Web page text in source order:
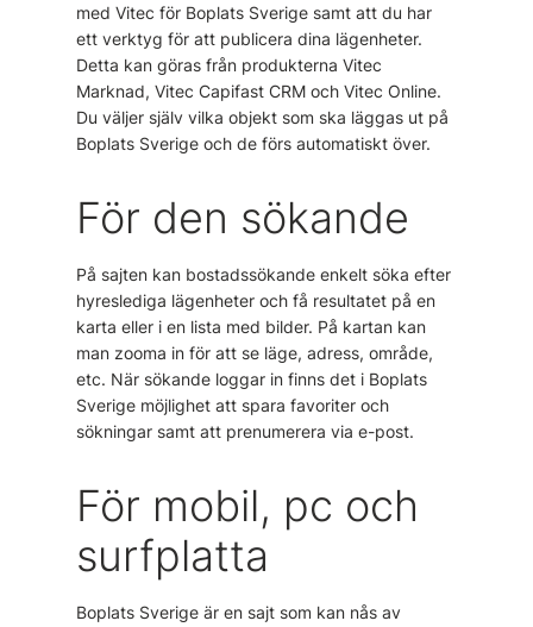
med Vitec för Boplats Sverige samt att du har
ett verktyg för att publicera dina lägenheter.
Detta kan göras från produkterna Vitec
Marknad, Vitec Capifast CRM och Vitec Online.
Du väljer själv vilka objekt som ska läggas ut på
Boplats Sverige och de förs automatiskt över.
För den sökande
På sajten kan bostadssökande enkelt söka efter
hyreslediga lägenheter och få resultatet på en
karta eller i en lista med bilder. På kartan kan
man zooma in för att se läge, adress, område,
etc. När sökande loggar in finns det i Boplats
Sverige möjlighet att spara favoriter och
sökningar samt att prenumerera via e-post.
För mobil, pc och
surfplatta
Boplats Sverige är en sajt som kan nås av